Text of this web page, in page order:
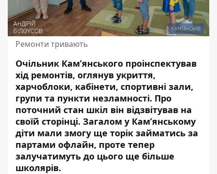
Ремонти тривають
Очільник Кам’янського проінспектував
хід ремонтів, оглянув укриття,
харчоблоки, кабінети, спортивні зали,
групи та пункти незламності. Про
поточний стан шкіл він відзвітував на
своїй сторінці. Загалом у Кам’янському
діти мали змогу ще торік займатись за
партами офлайн, проте тепер
залучатимуть до цього ще більше
школярів.